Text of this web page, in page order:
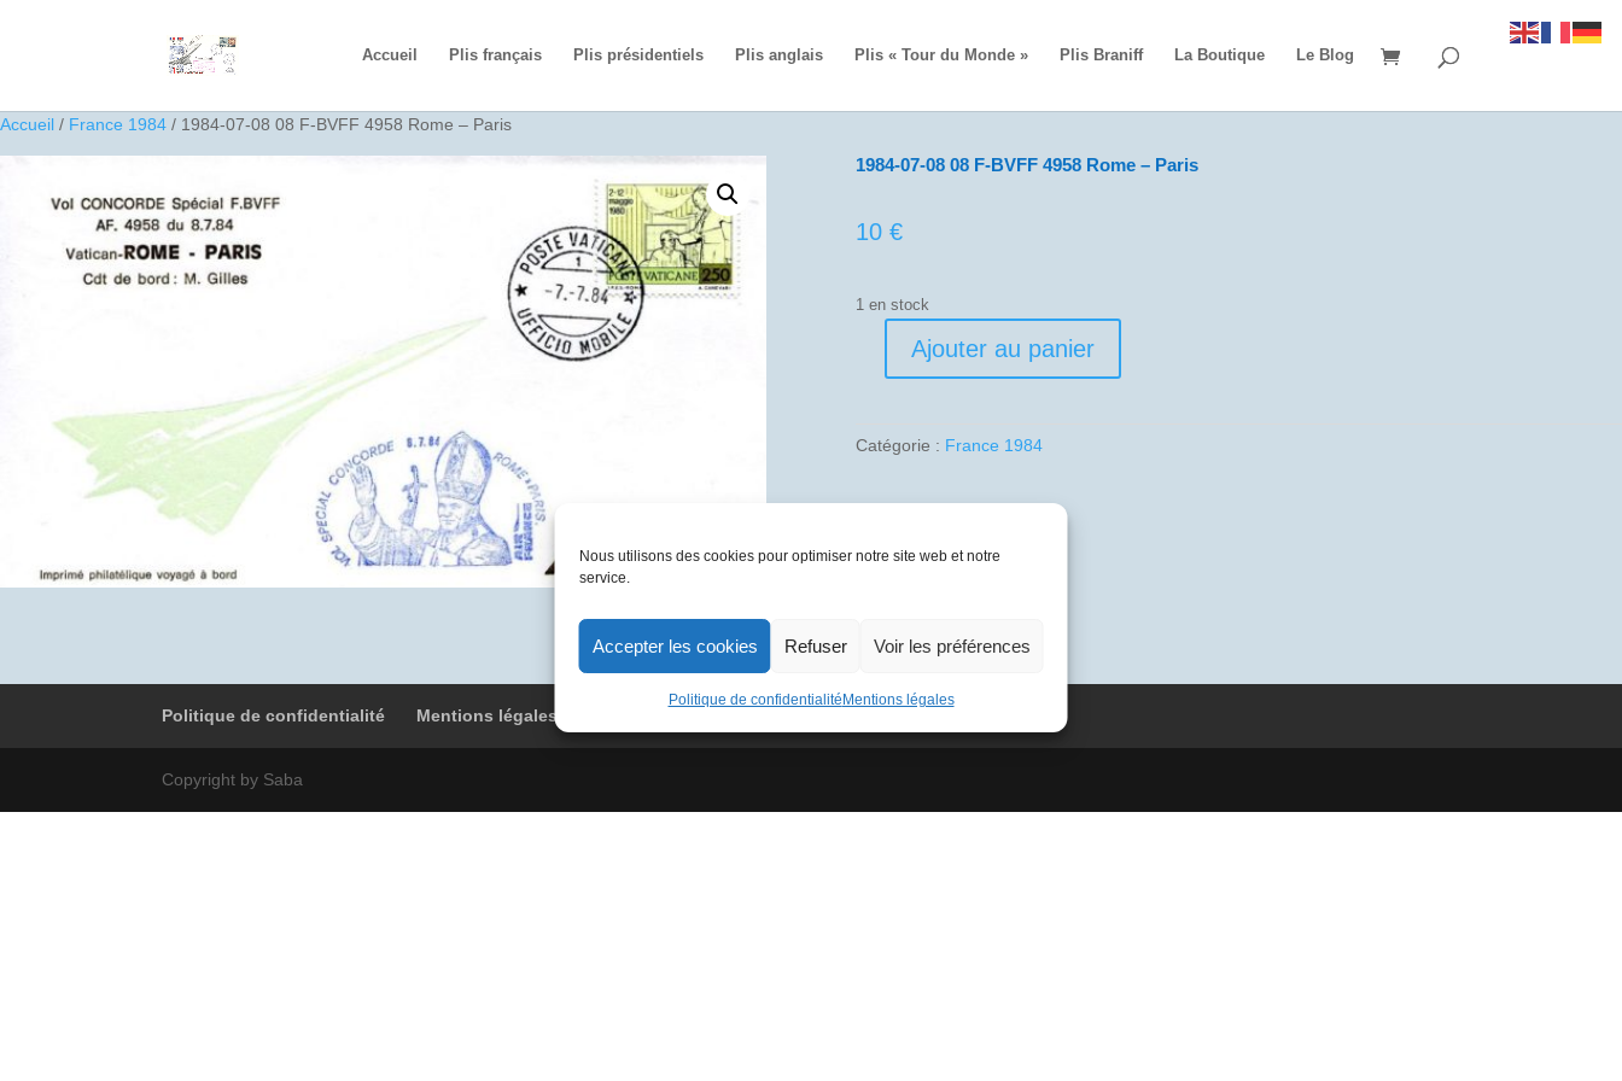
Nous utilisons des cookies pour optimiser notre site web et notre
service.
Accepter les cookies Refuser Voir les préférences
Politique de confidentialité Mentions légales
Accueil Plis français Plis présidentiels Plis anglais Plis « Tour du Monde » Plis Braniff La Boutique Le Blog
Accueil / France 1984 / 1984-07-08 08 F-BVFF 4958 Rome – Paris
1984-07-08 08 F-BVFF 4958 Rome – Paris
10 €
1 en stock
quantité
07-
08
BVFF
Ajouter au panier
Catégorie : France 1984
Politique de confidentialité Mentions légales
Copyright by Saba